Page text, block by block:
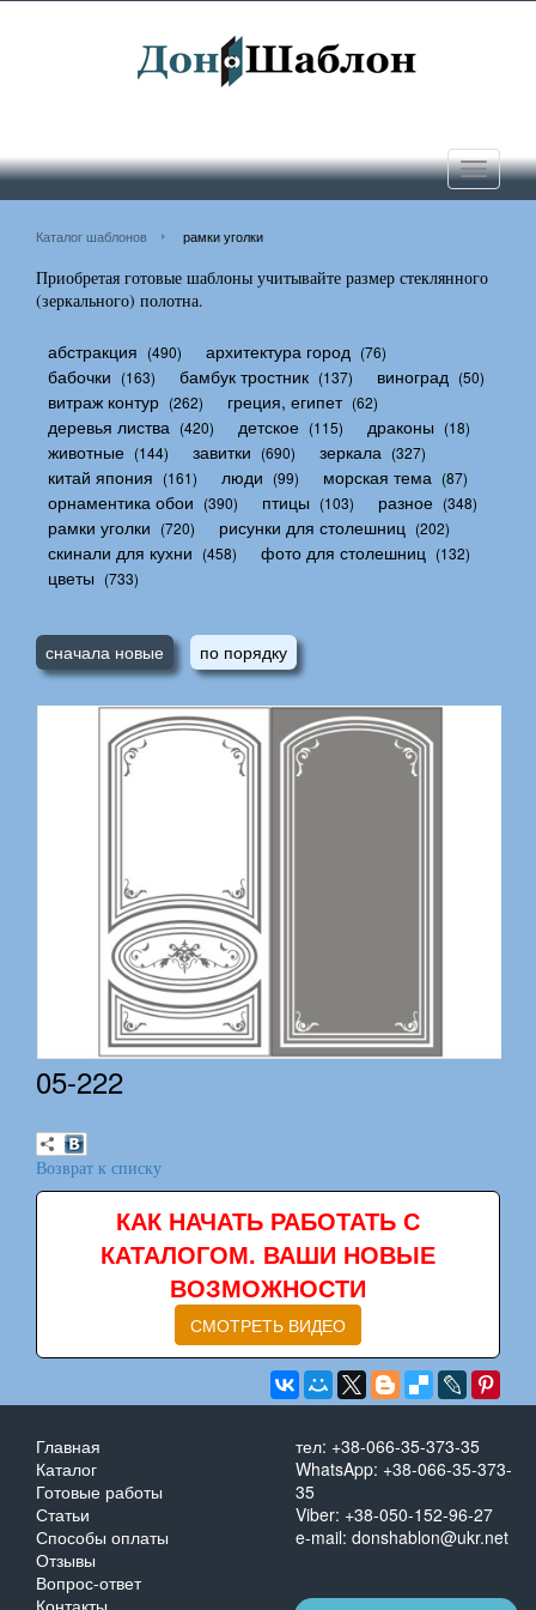
Toggle
Каталог шаблонов рамки уголки
Приобретая готовые шаблоны учитывайте размер стеклянного
(зеркального) полотна.
абстракция (490) архитектура город (76)
бабочки (163) бамбук тростник (137) виноград (50)
витраж контур (262) греция, египет (62)
деревья листва (420) детское (115) драконы (18)
животные (144) завитки (690) зеркала (327)
китай япония (161) люди (99) морская тема (87)
орнаментика обои (390) птицы (103) разное (348)
рамки уголки (720) рисунки для столешниц (202)
скинали для кухни (458) фото для столешниц (132)
цветы (733)
сначала новые по порядку
05-222
Возврат к списку
КАК НАЧАТЬ РАБОТАТЬ С
КАТАЛОГОМ. ВАШИ НОВЫЕ
ВОЗМОЖНОСТИ
СМОТРЕТЬ ВИДЕО
Главная
Каталог
Готовые работы
Статьи
Способы оплаты
Отзывы
Вопрос-ответ
тел: +38-066-35-373-35
WhatsApp: +38-066-35-373-
35
Viber: +38-050-152-96-27
e-mail: donshablon@ukr.net